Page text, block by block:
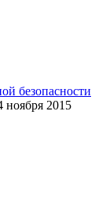
безопасности
ноября 2015